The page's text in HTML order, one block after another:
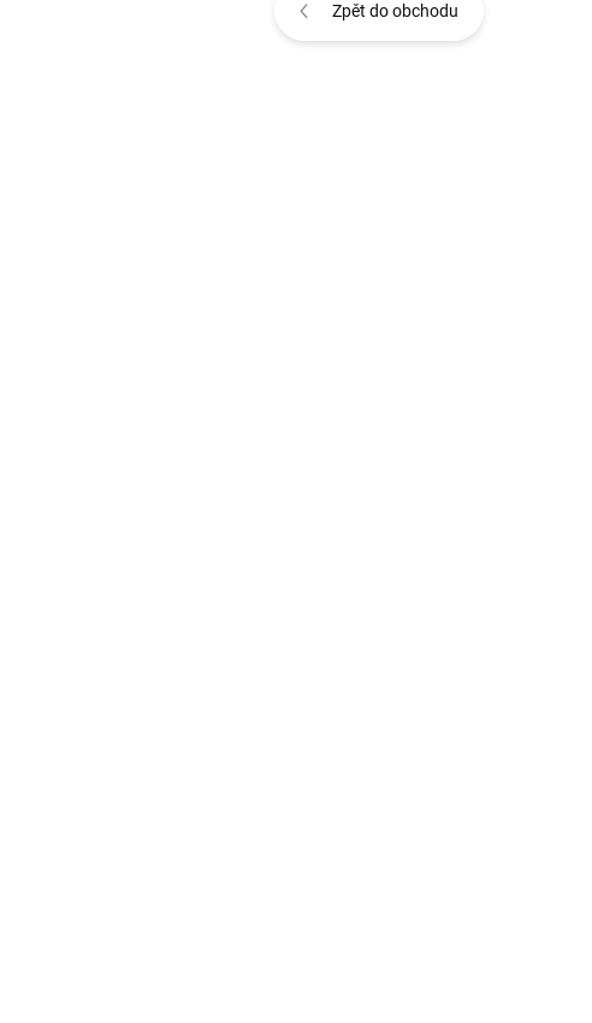
Zpět do obchodu